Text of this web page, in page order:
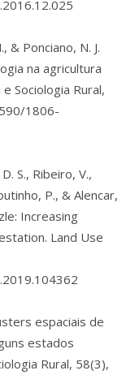
& Ponciano, N. J.
na agricultura
Sociologia Rural,
1806-
S., Ribeiro, V.,
P., & Alencar,
Increasing
Land Use
espaciais de
estados
Rural, 58(3),